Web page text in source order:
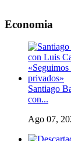
Economia
Santiago
con...
Ago 07,